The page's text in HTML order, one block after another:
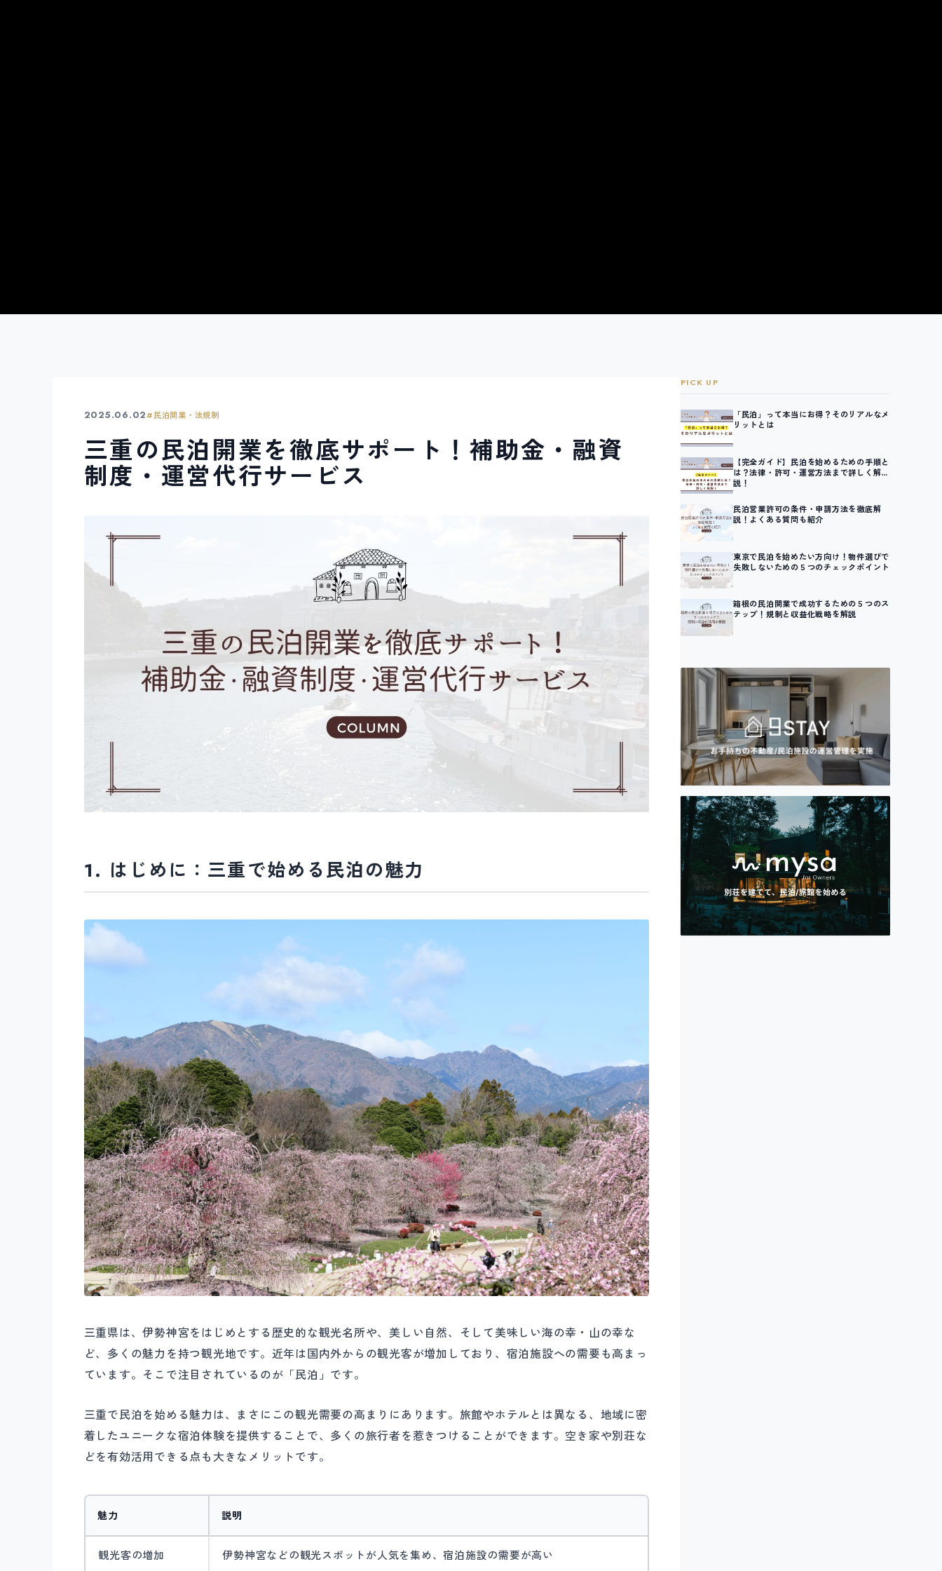
2025.06.02#民泊開業・法規制
三重の民泊開業を徹底サポート！補助金・融資
制度・運営代行サービス
1. はじめに：三重で始める民泊の魅力
三重県は、伊勢神宮をはじめとする歴史的な観光名所や、美しい自然、そして美味しい海の幸・山の幸な
ど、多くの魅力を持つ観光地です。近年は国内外からの観光客が増加しており、宿泊施設への需要も高まっ
ています。そこで注目されているのが「民泊」です。
三重で民泊を始める魅力は、まさにこの観光需要の高まりにあります。旅館やホテルとは異なる、地域に密
着したユニークな宿泊体験を提供することで、多くの旅行者を惹きつけることができます。空き家や別荘な
どを有効活用できる点も大きなメリットです。
魅力 説明
観光客の増加 伊勢神宮などの観光スポットが人気を集め、宿泊施設の需要が高い
PICK UP
「民泊」って本当にお得？そのリアルなメ
リットとは
【完全ガイド】民泊を始めるための手順と
は？法律・許可・運営方法まで詳しく解
説！
民泊営業許可の条件・申請方法を徹底解
説！よくある質問も紹介
東京で民泊を始めたい方向け！物件選びで
失敗しないための５つのチェックポイント
箱根の民泊開業で成功するための５つのス
テップ！規制と収益化戦略を解説